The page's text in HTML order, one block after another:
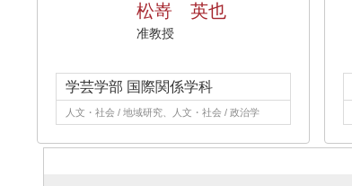
松嵜 英也
准教授
学芸学部 国際関係学科
人文・社会 / 地域研究、人文・社会 / 政治学